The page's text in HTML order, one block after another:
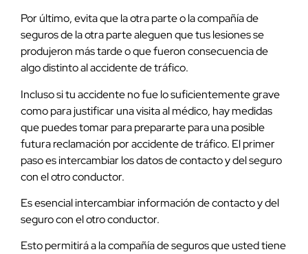
Por último, evita que la otra parte o la compañía de
seguros de la otra parte aleguen que tus lesiones se
produjeron más tarde o que fueron consecuencia de
algo distinto al accidente de tráfico.
Incluso si tu accidente no fue lo suficientemente grave
como para justificar una visita al médico, hay medidas
que puedes tomar para prepararte para una posible
futura reclamación por accidente de tráfico. El primer
paso es intercambiar los datos de contacto y del seguro
con el otro conductor.
Es esencial intercambiar información de contacto y del
seguro con el otro conductor.
Esto permitirá a la compañía de seguros que usted tiene